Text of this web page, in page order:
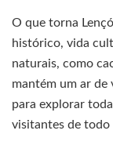
O que torna
histórico, vida
naturais, como
mantém um ar de
para explorar
visitantes de todo